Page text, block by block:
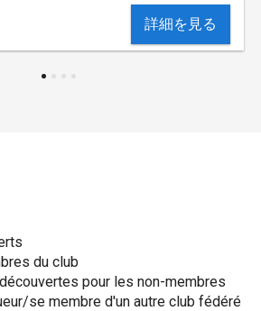
詳細を見る
du club
pour les non-membres
se membre d'un autre club fédéré